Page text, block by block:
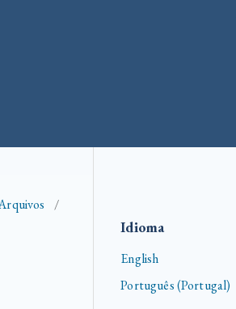
/
Idioma
English
Português (Portugal)